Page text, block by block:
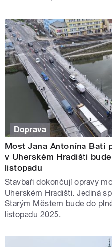
Doprava
Most Jana Antonína Bati
v Uherském Hradišti
listopadu
Stavbaři dokončují opravy
Uherském Hradišti. Jediná
Starým Městem bude do
listopadu 2025.